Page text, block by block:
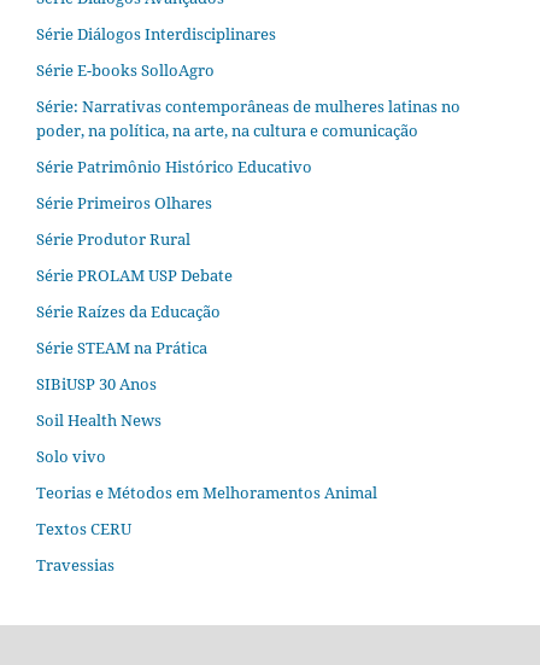
Série Diálogos Interdisciplinares
Série E-books SolloAgro
Série: Narrativas contemporâneas de mulheres latinas no
poder, na política, na arte, na cultura e comunicação
Série Patrimônio Histórico Educativo
Série Primeiros Olhares
Série Produtor Rural
Série PROLAM USP Debate
Série Raízes da Educação
Série STEAM na Prática
SIBiUSP 30 Anos
Soil Health News
Solo vivo
Teorias e Métodos em Melhoramentos Animal
Textos CERU
Travessias